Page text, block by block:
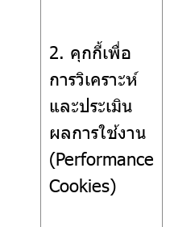
2. คุกกี้เพื่อ
การวิเคราะห์
และประเมิน
ผลการใช้งาน
(Performance
Cookies)